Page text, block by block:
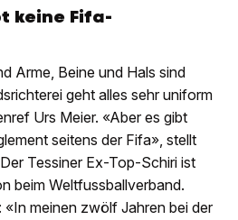
keine Fifa-
Arme, Beine und Hals sind
geht alles sehr uniform
Urs Meier. «Aber es gibt
seitens der Fifa», stellt
Tessiner Ex-Top-Schiri ist
beim Weltfussballverband.
meinen zwölf Jahren bei der